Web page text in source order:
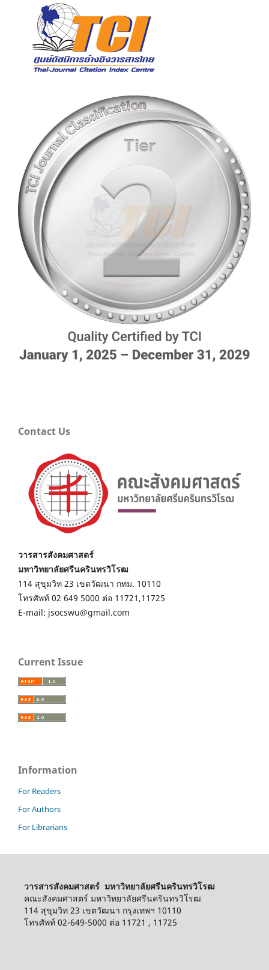
Contact Us
วารสารสังคมศาสตร์
มหาวิทยาลัยศรีนครินทรวิโรฒ
114 สุขุมวิท 23 เขตวัฒนา กทม. 10110
โทรศัพท์ 02 649 5000 ต่อ 11721,11725
E-mail: jsocswu@gmail.com
Current Issue
Information
For Readers
For Authors
For Librarians
วารสารสังคมศาสตร์ มหาวิทยาลัยศรีนครินทรวิโรฒ
คณะสังคมศาสตร์ มหาวิทยาลัยศรีนครินทรวิโรฒ
114 สุขุมวิท 23 เขตวัฒนา กรุงเทพฯ 10110
โทรศัพท์ 02-649-5000 ต่อ 11721 , 11725